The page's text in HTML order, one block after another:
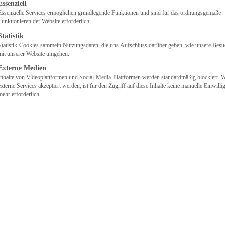
Services ermöglichen grundlegende Funktionen und sind für das ordnungsgemäße
der Website erforderlich.
Cookies sammeln Nutzungsdaten, die uns Aufschluss darüber geben, wie unsere
unserer Website umgehen.
Medien
von Videoplattformen und Social-Media-Plattformen werden standardmäßig blockiert.
Services akzeptiert werden, ist für den Zugriff auf diese Inhalte keine manuelle
erforderlich.